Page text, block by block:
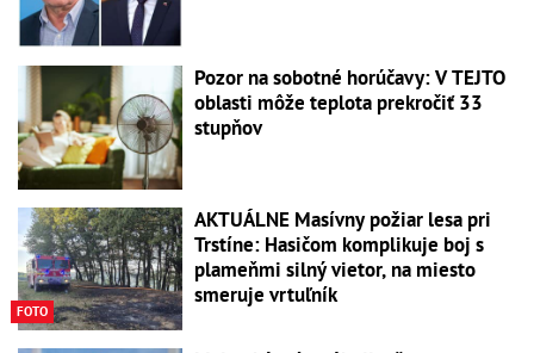
Pozor na sobotné horúčavy: V TEJTO
oblasti môže teplota prekročiť 33
stupňov
FOTO
AKTUÁLNE Masívny požiar lesa pri
Trstíne: Hasičom komplikuje boj s
plameňmi silný vietor, na miesto
smeruje vrtuľník